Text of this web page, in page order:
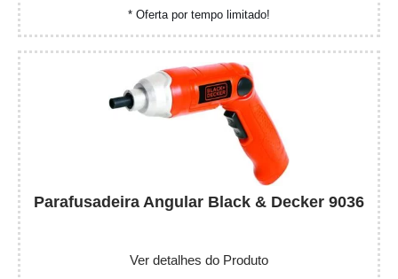
* Oferta por tempo limitado!
Parafusadeira Angular Black & Decker 9036
Ver detalhes do Produto